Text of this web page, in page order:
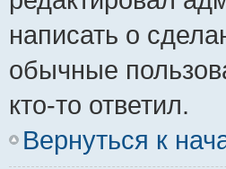
написать о
обычные
кто-то ответил.
Вернуться к